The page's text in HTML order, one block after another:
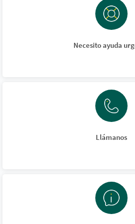
Necesito ayuda
Llámanos